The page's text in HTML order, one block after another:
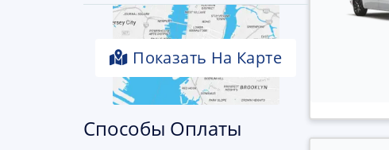
Показать На Карте
Способы Оплаты